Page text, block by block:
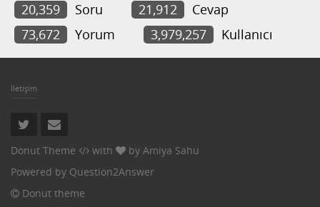
20,359 Soru 21,912
Cevap
73,672
Yorum 3,979,257 Kullanıcı
İletişim
Donut Theme with by Amiya Sahu
Powered by Question2Answer
Donut theme